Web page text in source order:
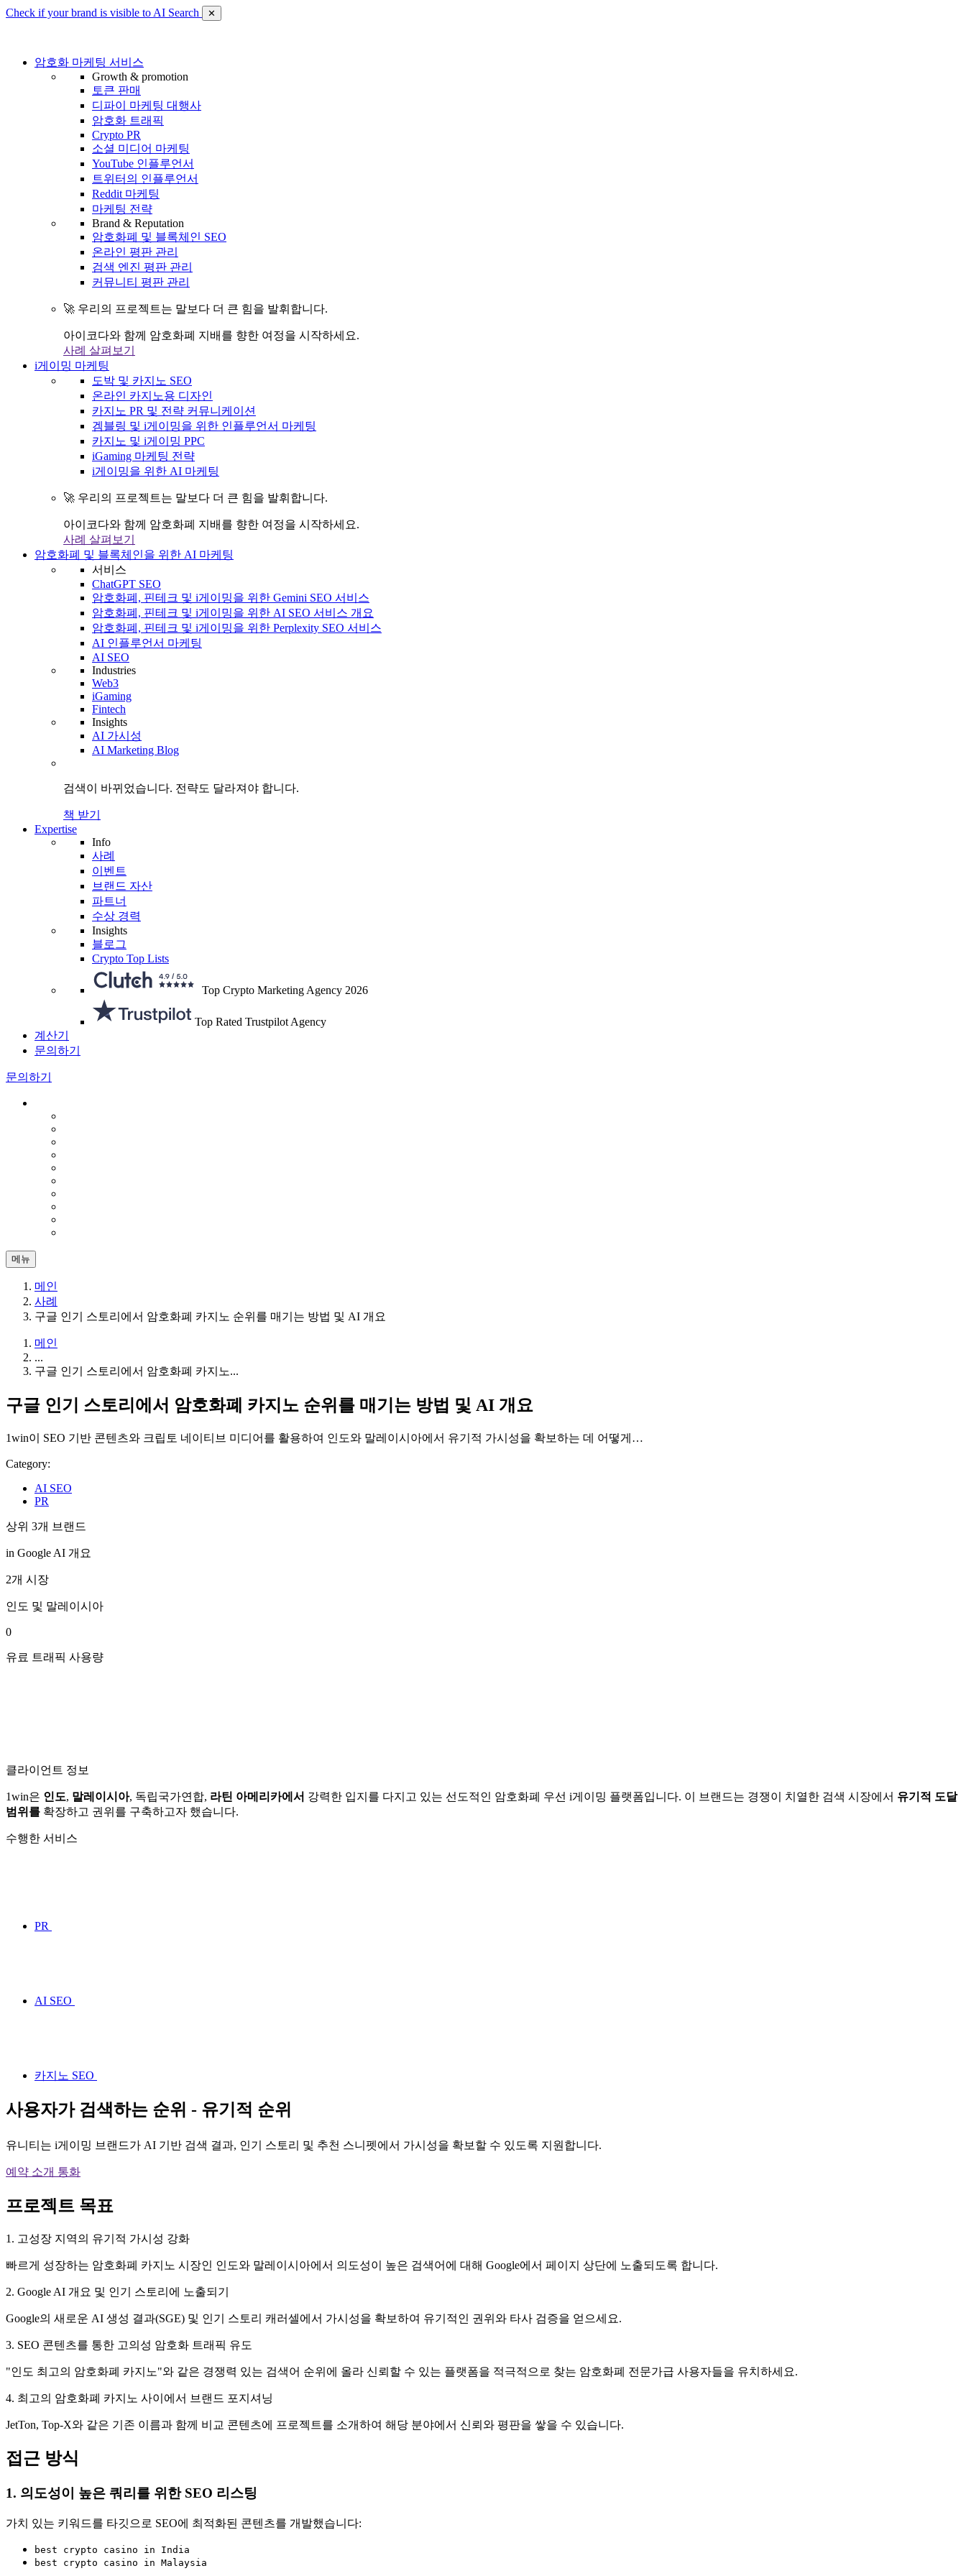
Check if your brand is visible to AI Search ✕
암호화 마케팅 서비스
Growth & promotion
토큰 판매
디파이 마케팅 대행사
암호화 트래픽
Crypto PR
소셜 미디어 마케팅
YouTube 인플루언서
트위터의 인플루언서
Reddit 마케팅
마케팅 전략
Brand & Reputation
암호화폐 및 블록체인 SEO
온라인 평판 관리
검색 엔진 평판 관리
커뮤니티 평판 관리
🚀 우리의 프로젝트는 말보다 더 큰 힘을 발휘합니다.
아이코다와 함께 암호화폐 지배를 향한 여정을 시작하세요.
사례 살펴보기
i게이밍 마케팅
도박 및 카지노 SEO
온라인 카지노용 디자인
카지노 PR 및 전략 커뮤니케이션
겜블링 및 i게이밍을 위한 인플루언서 마케팅
카지노 및 i게이밍 PPC
iGaming 마케팅 전략
i게이밍을 위한 AI 마케팅
🚀 우리의 프로젝트는 말보다 더 큰 힘을 발휘합니다.
아이코다와 함께 암호화폐 지배를 향한 여정을 시작하세요.
사례 살펴보기
암호화폐 및 블록체인을 위한 AI 마케팅
서비스
ChatGPT SEO
암호화폐, 핀테크 및 i게이밍을 위한 Gemini SEO 서비스
암호화폐, 핀테크 및 i게이밍을 위한 AI SEO 서비스 개요
암호화폐, 핀테크 및 i게이밍을 위한 Perplexity SEO 서비스
AI 인플루언서 마케팅
AI SEO
Industries
Web3
iGaming
Fintech
Insights
AI 가시성
AI Marketing Blog
검색이 바뀌었습니다. 전략도 달라져야 합니다.
책 받기
Expertise
Info
사례
이벤트
브랜드 자산
파트너
수상 경력
Insights
블로그
Crypto Top Lists
Top Crypto Marketing Agency 2026
Top Rated Trustpilot Agency
계산기
문의하기
문의하기
메뉴
메인
사례
구글 인기 스토리에서 암호화폐 카지노 순위를 매기는 방법 및 AI 개요
메인
...
구글 인기 스토리에서 암호화폐 카지노...
구글 인기 스토리에서 암호화폐 카지노 순위를 매기는 방법 및 AI 개요
1win이 SEO 기반 콘텐츠와 크립토 네이티브 미디어를 활용하여 인도와 말레이시아에서 유기적 가시성을 확보하는 데 어떻게…
Category:
AI SEO
PR
상위 3개 브랜드
in Google AI 개요
2개 시장
인도 및 말레이시아
0
유료 트래픽 사용량
클라이언트 정보
1win은 인도, 말레이시아, 독립국가연합, 라틴 아메리카에서 강력한 입지를 다지고 있는 선도적인 암호화폐 우선 i게이밍 플랫폼입니다. 이 브랜드는 경쟁이 치열한 검색 시장에서 유기적 도달
범위를 확장하고 권위를 구축하고자 했습니다.
수행한 서비스
PR
AI SEO
카지노 SEO
사용자가 검색하는 순위 - 유기적 순위
유니티는 i게이밍 브랜드가 AI 기반 검색 결과, 인기 스토리 및 추천 스니펫에서 가시성을 확보할 수 있도록 지원합니다.
예약 소개 통화
프로젝트 목표
1. 고성장 지역의 유기적 가시성 강화
빠르게 성장하는 암호화폐 카지노 시장인 인도와 말레이시아에서 의도성이 높은 검색어에 대해 Google에서 페이지 상단에 노출되도록 합니다.
2. Google AI 개요 및 인기 스토리에 노출되기
Google의 새로운 AI 생성 결과(SGE) 및 인기 스토리 캐러셀에서 가시성을 확보하여 유기적인 권위와 타사 검증을 얻으세요.
3. SEO 콘텐츠를 통한 고의성 암호화 트래픽 유도
"인도 최고의 암호화폐 카지노"와 같은 경쟁력 있는 검색어 순위에 올라 신뢰할 수 있는 플랫폼을 적극적으로 찾는 암호화폐 전문가급 사용자들을 유치하세요.
4. 최고의 암호화폐 카지노 사이에서 브랜드 포지셔닝
JetTon, Top-X와 같은 기존 이름과 함께 비교 콘텐츠에 프로젝트를 소개하여 해당 분야에서 신뢰와 평판을 쌓을 수 있습니다.
접근 방식
1. 의도성이 높은 쿼리를 위한 SEO 리스팅
가치 있는 키워드를 타깃으로 SEO에 최적화된 콘텐츠를 개발했습니다:
best crypto casino in India
best crypto casino in Malaysia